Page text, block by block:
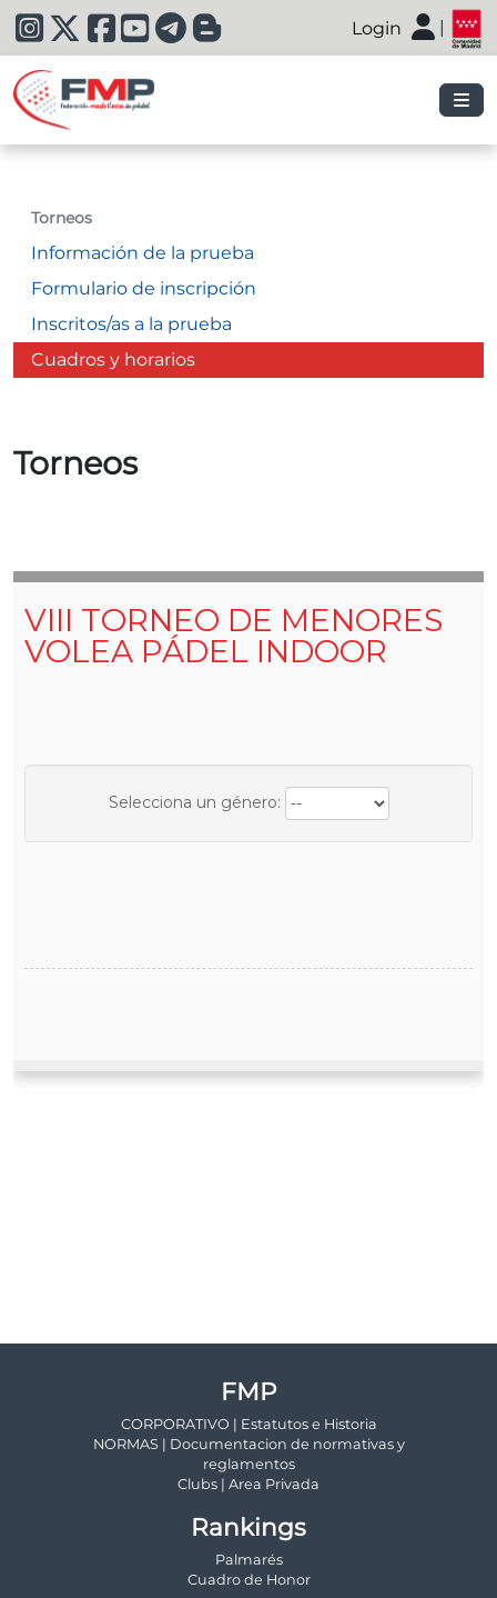
|
Login |
Torneos
Información de la prueba
Formulario de inscripción
Inscritos/as a la prueba
Cuadros y horarios
Torneos
FMP
CORPORATIVO | Estatutos e Historia
NORMAS | Documentacion de normativas y
reglamentos
Clubs | Area Privada
Rankings
Palmarés
Cuadro de Honor